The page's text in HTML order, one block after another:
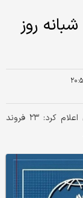
روز
روابط عمومی نیروی دریایی سپاه پاسداران اعلام کرد: ۲۳ فروند